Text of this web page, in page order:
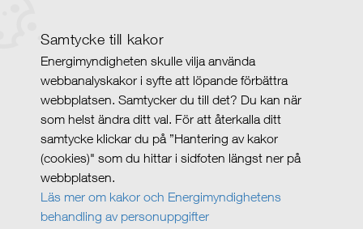
Samtycke till kakor
Energimyndigheten skulle vilja använda
webbanalyskakor i syfte att löpande förbättra
webbplatsen. Samtycker du till det? Du kan när
som helst ändra ditt val. För att återkalla ditt
samtycke klickar du på ”Hantering av kakor
(cookies)" som du hittar i sidfoten längst ner på
webbplatsen.
Läs mer om kakor och Energimyndighetens
behandling av personuppgifter